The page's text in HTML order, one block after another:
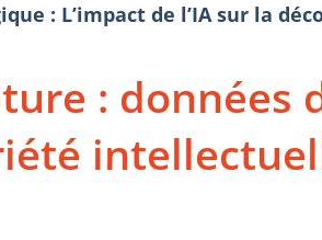
: L’impact de l’IA sur la
: données